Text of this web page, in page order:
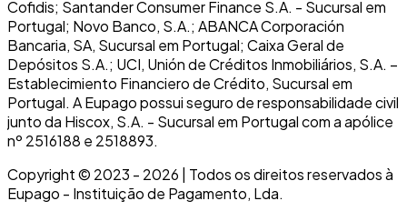
Cofidis; Santander Consumer Finance S.A. - Sucursal em
Portugal; Novo Banco, S.A.; ABANCA Corporación
Bancaria, SA, Sucursal em Portugal; Caixa Geral de
Depósitos S.A.; UCI, Unión de Créditos Inmobiliários, S.A. –
Establecimiento Financiero de Crédito, Sucursal em
Portugal. A Eupago possui seguro de responsabilidade civil
junto da Hiscox, S.A. - Sucursal em Portugal com a apólice
nº 2516188 e 2518893.
Copyright © 2023 - 2026 | Todos os direitos reservados à
Eupago - Instituição de Pagamento, Lda.